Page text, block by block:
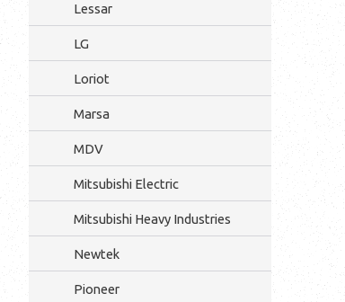
Lessar
LG
Loriot
Marsa
MDV
Mitsubishi Electric
Mitsubishi Heavy Industries
Newtek
Pioneer